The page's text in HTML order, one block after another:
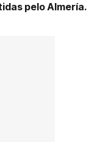
pelo Almería.